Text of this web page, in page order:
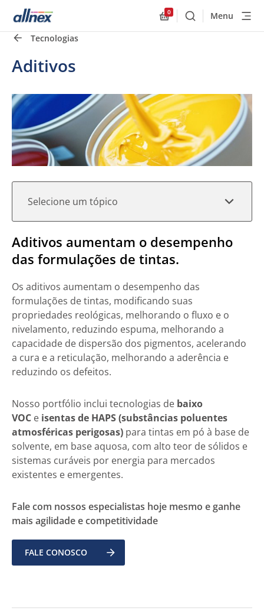
0
BuscarMenu
Tecnologias
Aditivos
Selecione um tópico
Aditivos aumentam o desempenho
das formulações de tintas.
Os aditivos aumentam o desempenho das
formulações de tintas, modificando suas
propriedades reológicas, melhorando o fluxo e o
nivelamento, reduzindo espuma, melhorando a
capacidade de dispersão dos pigmentos, acelerando
a cura e a reticulação, melhorando a aderência e
reduzindo os defeitos.
Nosso portfólio inclui tecnologias de baixo
VOC e isentas de HAPS (substâncias poluentes
atmosféricas perigosas) para tintas em pó à base de
solvente, em base aquosa, com alto teor de sólidos e
sistemas curáveis por energia para mercados
existentes e emergentes.
Fale com nossos especialistas hoje mesmo e ganhe
mais agilidade e competitividade
FALE CONOSCO